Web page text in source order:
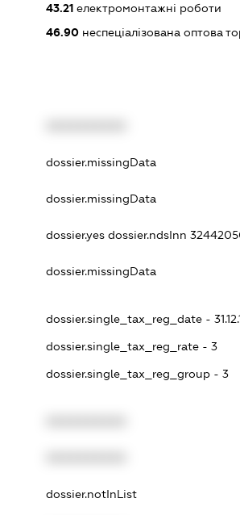
43.21електромонтажні роботи
46.90неспеціалізована оптова
dossier.missingData
dossier.missingData
dossier.yes dossier.ndsInn
dossier.missingData
dossier.single_tax_reg_date -
dossier.single_tax_reg_rate - 3
dossier.single_tax_reg_group - 3
dossier.notInList